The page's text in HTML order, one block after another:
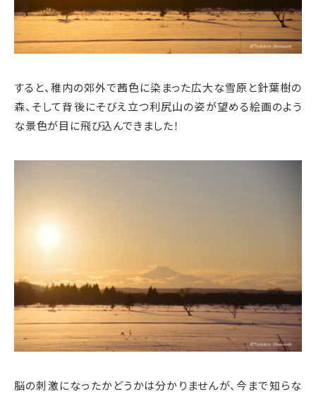
すると、稚内の郊外で茜色に染まった広大な雪原と針葉樹の
森、そして背後にそびえ立つ利尻山の姿が望める絵画のよう
な景色が目に飛び込んできました！
脳の刺激になったかどうかは分かりませんが、今まで知らな